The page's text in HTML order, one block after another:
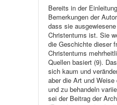
Bereits in der
Bemerkungen der
dass sie
Christentums ist. Sie
die Geschichte dieser
Christentums
Quellen basiert (9).
sich kaum und
aber die Art und
und zu behandeln
sei der Beitrag der